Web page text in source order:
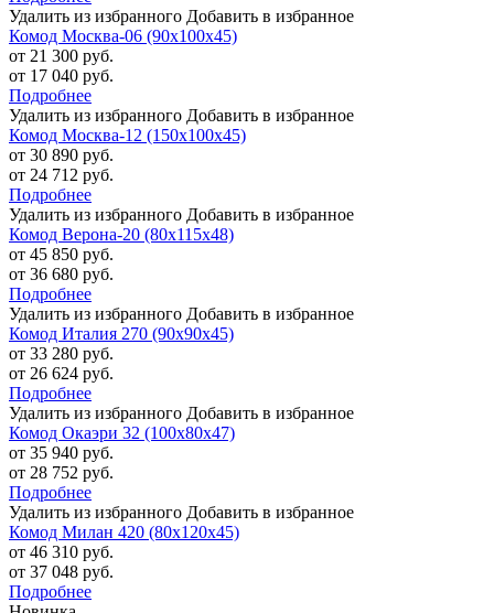
Удалить из избранного Добавить в избранное
Комод Москва-06 (90х100х45)
от 21 300 руб.
от 17 040 руб.
Подробнее
Удалить из избранного Добавить в избранное
Комод Москва-12 (150х100х45)
от 30 890 руб.
от 24 712 руб.
Подробнее
Удалить из избранного Добавить в избранное
Комод Верона-20 (80х115х48)
от 45 850 руб.
от 36 680 руб.
Подробнее
Удалить из избранного Добавить в избранное
Комод Италия 270 (90х90х45)
от 33 280 руб.
от 26 624 руб.
Подробнее
Удалить из избранного Добавить в избранное
Комод Окаэри 32 (100х80х47)
от 35 940 руб.
от 28 752 руб.
Подробнее
Удалить из избранного Добавить в избранное
Комод Милан 420 (80х120х45)
от 46 310 руб.
от 37 048 руб.
Подробнее